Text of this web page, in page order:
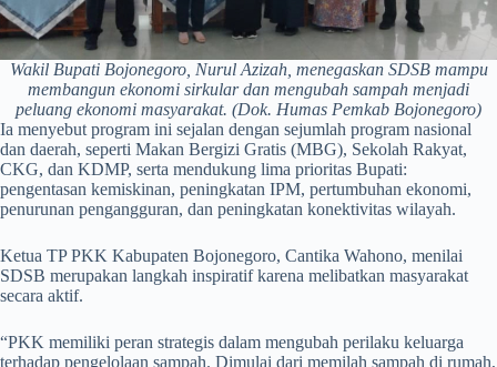
Wakil Bupati Bojonegoro, Nurul Azizah, menegaskan SDSB mampu
membangun ekonomi sirkular dan mengubah sampah menjadi
peluang ekonomi masyarakat. (Dok. Humas Pemkab Bojonegoro)
Ia menyebut program ini sejalan dengan sejumlah program nasional
dan daerah, seperti Makan Bergizi Gratis (MBG), Sekolah Rakyat,
CKG, dan KDMP, serta mendukung lima prioritas Bupati:
pengentasan kemiskinan, peningkatan IPM, pertumbuhan ekonomi,
penurunan pengangguran, dan peningkatan konektivitas wilayah.
Ketua TP PKK Kabupaten Bojonegoro, Cantika Wahono, menilai
SDSB merupakan langkah inspiratif karena melibatkan masyarakat
secara aktif.
“PKK memiliki peran strategis dalam mengubah perilaku keluarga
terhadap pengelolaan sampah. Dimulai dari memilah sampah di rumah,